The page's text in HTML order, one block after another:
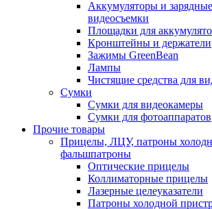
Аккумуляторы и
видеосъемки
Площадки для
Кронштейны и держатели
Зажимы GreenBean
Лампы
Чистящие средства для
Сумки
Сумки для видеокамеры
Сумки для фотоаппаратов
Прочие товары
Прицелы, ЛЦУ, патроны
фальшпатроны
Оптические прицелы
Коллиматорные прицелы
Лазерные целеуказатели
Патроны холодной